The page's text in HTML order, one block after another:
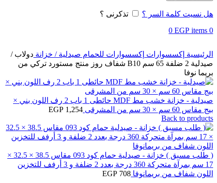
هل نسيت كلمة السر ؟
تذكرنى ؟
0
items
0 EGP
الرئيسية إكسسوارات إكسسوارات للحمام صيدلية / خزانة دولاب /
صيدلية 2 ضلفة 65 سم B10 شفاف روز منتج مستورد تركي من
بريما نوفا
صيدلية - خزانة خشب مط MDF حائطى 1 باب 2 رف اللون بني ×
بيج مقاس 60 سم × 30 سم من المشرقى
1,254
EGP
Back to products
( طلب مسبق ) خزانة - صيدلية حمام كود 093 مقاس 38.5 × 32.5 ×
17 سم بمرآة متحركة 360 درجة بعدد 2 ضلفة و 3 أرفف للتخزين
اللون شفاف من بريمانوفا 708
EGP